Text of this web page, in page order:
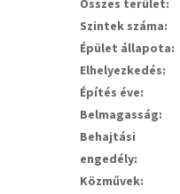
Összes terület:
Szintek száma:
Épület állapota:
Elhelyezkedés:
Építés éve:
Belmagasság:
Behajtási
engedély:
Közművek: